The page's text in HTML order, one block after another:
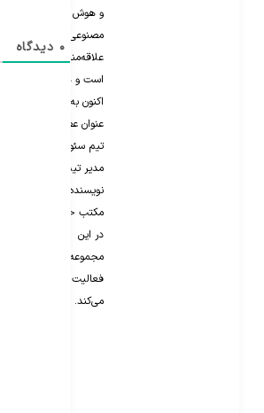
و هوش
مصنوعی
علاقه‌مند‌
است و هم
اکنون به
عنوان عضو
تیم سئو و
مدیر تیم
نویسنده‌های
مکتب خونه
در این
مجموعه
فعالیت
می‌کند.
0 دیدگاه